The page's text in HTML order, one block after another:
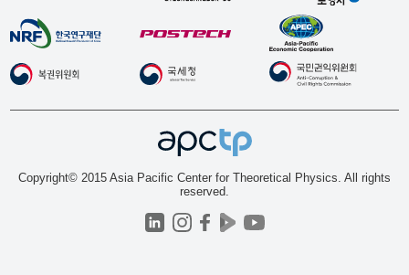
Copyright© 2015 Asia Pacific Center for Theoretical Physics. All rights
reserved.